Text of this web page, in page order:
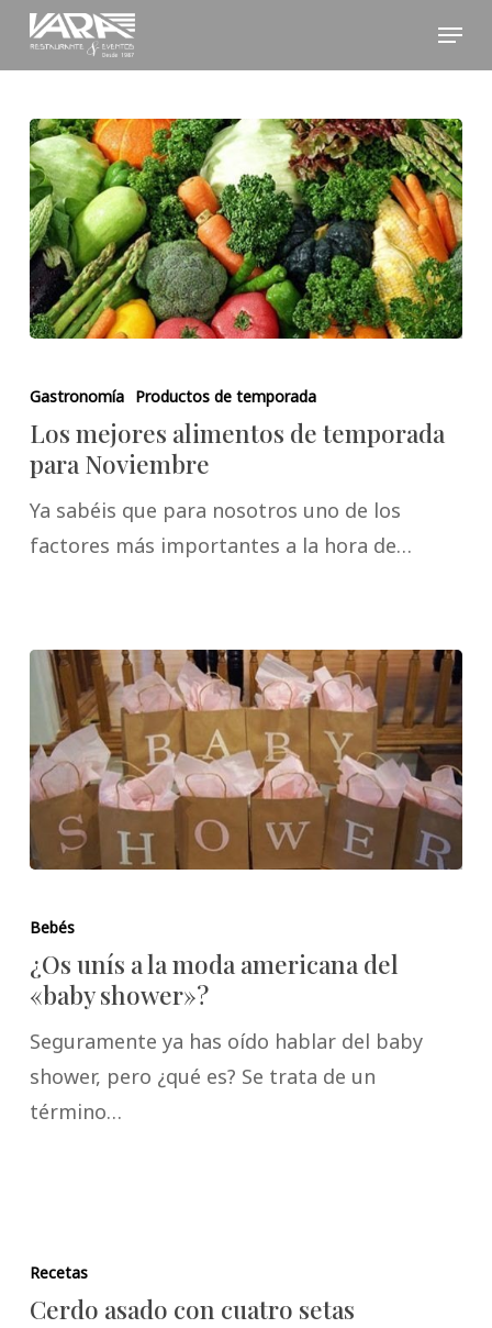
Skip
content
Menu
Gastronomía Productos de temporada
Los mejores alimentos de temporada
para Noviembre
Ya sabéis que para nosotros uno de los
factores más importantes a la hora de…
Bebés
¿Os unís a la moda americana del
«baby shower»?
Seguramente ya has oído hablar del baby
shower, pero ¿qué es? Se trata de un
término…
Recetas
Cerdo asado con cuatro setas
Close